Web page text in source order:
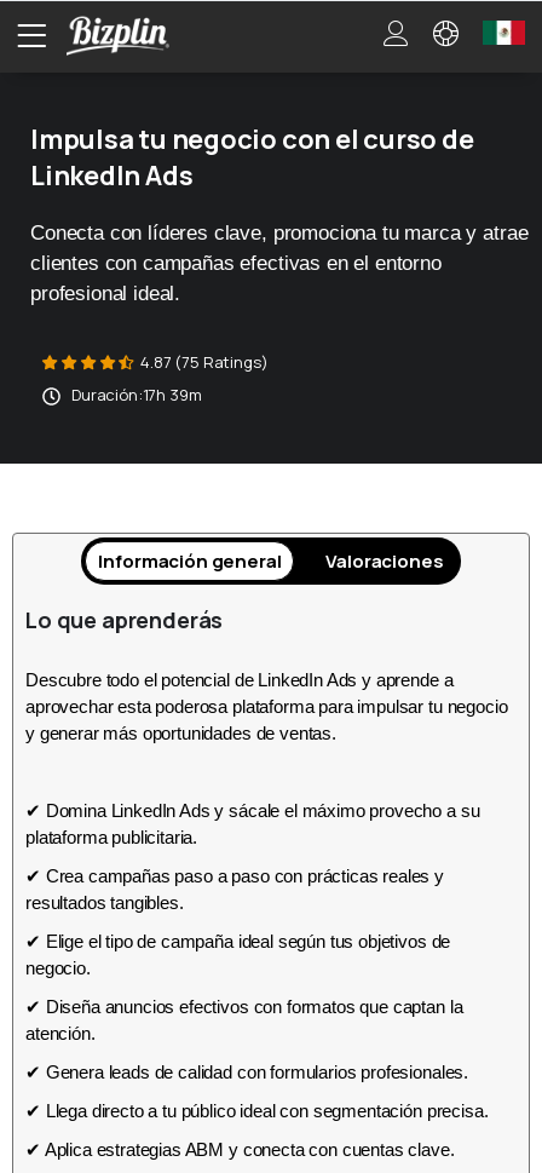
Impulsa tu negocio con el curso de
LinkedIn Ads
Conecta con líderes clave, promociona tu marca y atrae
clientes con campañas efectivas en el entorno
profesional ideal.
4.87 (75 Ratings)
Duración:17h 39m
Información general Valoraciones
Lo que aprenderás
Descubre todo el potencial de LinkedIn Ads y aprende a
aprovechar esta poderosa plataforma para impulsar tu negocio
y generar más oportunidades de ventas.
✔ Domina LinkedIn Ads y sácale el máximo provecho a su
plataforma publicitaria.
✔ Crea campañas paso a paso con prácticas reales y
resultados tangibles.
✔ Elige el tipo de campaña ideal según tus objetivos de
negocio.
✔ Diseña anuncios efectivos con formatos que captan la
atención.
✔ Genera leads de calidad con formularios profesionales.
✔ Llega directo a tu público ideal con segmentación precisa.
✔ Aplica estrategias ABM y conecta con cuentas clave.